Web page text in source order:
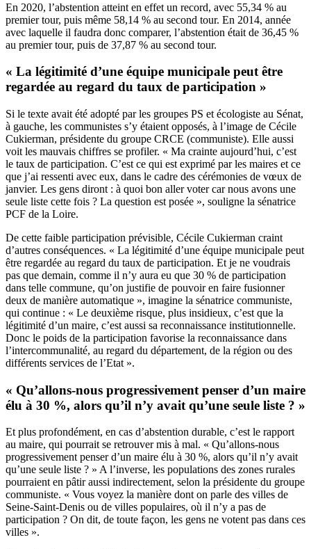
En 2020, l’abstention atteint en effet un record, avec 55,34 % au
premier tour, puis même 58,14 % au second tour. En 2014, année
avec laquelle il faudra donc comparer, l’abstention était de 36,45 %
au premier tour, puis de 37,87 % au second tour.
« La légitimité d’une équipe municipale peut être
regardée au regard du taux de participation »
Si le texte avait été adopté par les groupes PS et écologiste au Sénat,
à gauche, les communistes s’y étaient opposés, à l’image de Cécile
Cukierman, présidente du groupe CRCE (communiste). Elle aussi
voit les mauvais chiffres se profiler. « Ma crainte aujourd’hui, c’est
le taux de participation. C’est ce qui est exprimé par les maires et ce
que j’ai ressenti avec eux, dans le cadre des cérémonies de vœux de
janvier. Les gens diront : à quoi bon aller voter car nous avons une
seule liste cette fois ? La question est posée », souligne la sénatrice
PCF de la Loire.
De cette faible participation prévisible, Cécile Cukierman craint
d’autres conséquences. « La légitimité d’une équipe municipale peut
être regardée au regard du taux de participation. Et je ne voudrais
pas que demain, comme il n’y aura eu que 30 % de participation
dans telle commune, qu’on justifie de pouvoir en faire fusionner
deux de manière automatique », imagine la sénatrice communiste,
qui continue : « Le deuxième risque, plus insidieux, c’est que la
légitimité d’un maire, c’est aussi sa reconnaissance institutionnelle.
Donc le poids de la participation favorise la reconnaissance dans
l’intercommunalité, au regard du département, de la région ou des
différents services de l’Etat ».
« Qu’allons-nous progressivement penser d’un maire
élu à 30 %, alors qu’il n’y avait qu’une seule liste ? »
Et plus profondément, en cas d’abstention durable, c’est le rapport
au maire, qui pourrait se retrouver mis à mal. « Qu’allons-nous
progressivement penser d’un maire élu à 30 %, alors qu’il n’y avait
qu’une seule liste ? » A l’inverse, les populations des zones rurales
pourraient en pâtir aussi indirectement, selon la présidente du groupe
communiste. « Vous voyez la manière dont on parle des villes de
Seine-Saint-Denis ou de villes populaires, où il n’y a pas de
participation ? On dit, de toute façon, les gens ne votent pas dans ces
villes ».